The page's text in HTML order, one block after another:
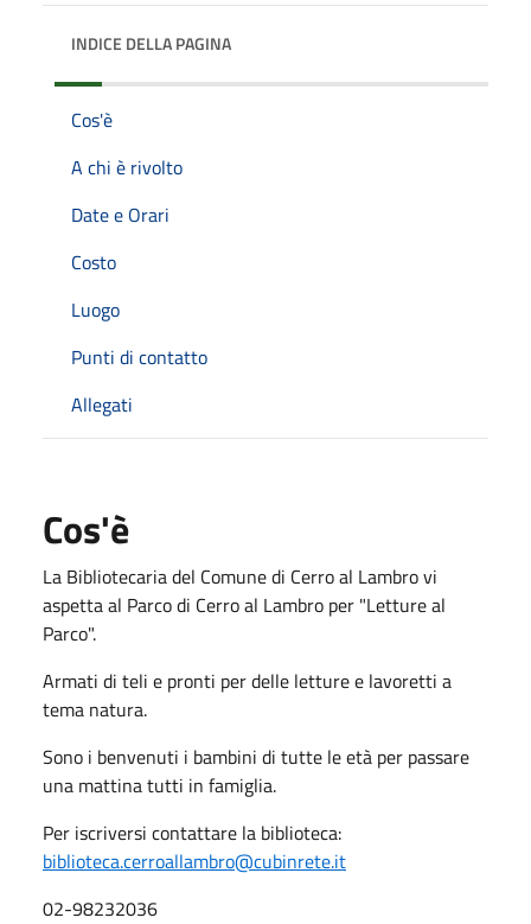
INDICE DELLA PAGINA
Cos'è
A chi è rivolto
Date e Orari
Costo
Luogo
Punti di contatto
Allegati
Cos'è
La Bibliotecaria del Comune di Cerro al Lambro vi
aspetta al Parco di Cerro al Lambro per "Letture al
Parco".
Armati di teli e pronti per delle letture e lavoretti a
tema natura.
Sono i benvenuti i bambini di tutte le età per passare
una mattina tutti in famiglia.
Per iscriversi contattare la biblioteca:
biblioteca.cerroallambro@cubinrete.it
02-98232036